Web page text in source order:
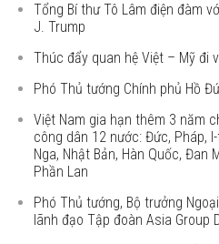
Tổng Bí thư Tô Lâm điện đàm
J. Trump
Thúc đẩy quan hệ Việt – Mỹ đi
Phó Thủ tướng Chính phủ Hồ
Việt Nam gia hạn thêm 3 năm
công dân 12 nước: Đức, Pháp,
Nga, Nhật Bản, Hàn Quốc, Đan
Phần Lan
Phó Thủ tướng, Bộ trưởng
lãnh đạo Tập đoàn Asia Group